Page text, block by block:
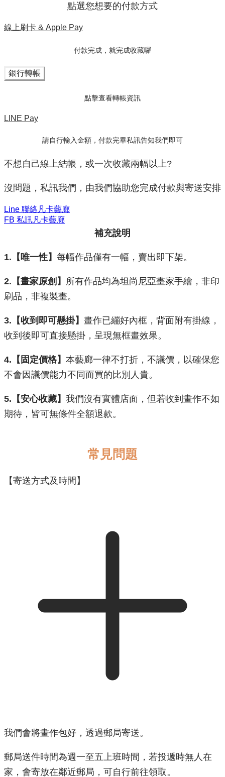
點選您想要的付款方式
線上刷卡 & Apple Pay
付款完成，就完成收藏囉
銀行轉帳
點擊查看轉帳資訊
LINE Pay
請自行輸入金額，付款完畢私訊告知我們即可
不想自己線上結帳，或一次收藏兩幅以上?
沒問題，私訊我們，由我們協助您完成付款與寄送安排
Line 聯絡凡卡藝廊
FB 私訊凡卡藝廊
補充說明
1.【唯一性】 每幅作品僅有一幅，賣出即下架。
2.【畫家原創】 所有作品均為坦尚尼亞畫家手繪，非印
刷品，非複製畫。
3.【收到即可懸掛】 畫作已繃好內框，背面附有掛線，
收到後即可直接懸掛，呈現無框畫效果。
​4.【固定價格】 本藝廊一律不打折，不議價，以確保您
不會因議價能力不同而買的比別人貴。
5.【安心收藏】 我們沒有實體店面，但若收到畫作不如
期待，皆可無條件全額退款。
常見問題
【寄送方式及時間】
我們會將畫作包好，透過郵局寄送。
郵局送件時間為週一至五上班時間，若投遞時無人在
家，會寄放在鄰近郵局，可自行前往領取。